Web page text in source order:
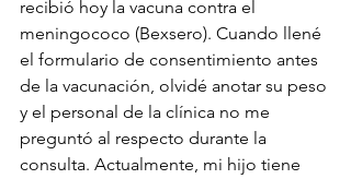
recibió hoy la vacuna contra el
meningococo (Bexsero). Cuando llené
el formulario de consentimiento antes
de la vacunación, olvidé anotar su peso
y el personal de la clínica no me
preguntó al respecto durante la
consulta. Actualmente, mi hijo tiene